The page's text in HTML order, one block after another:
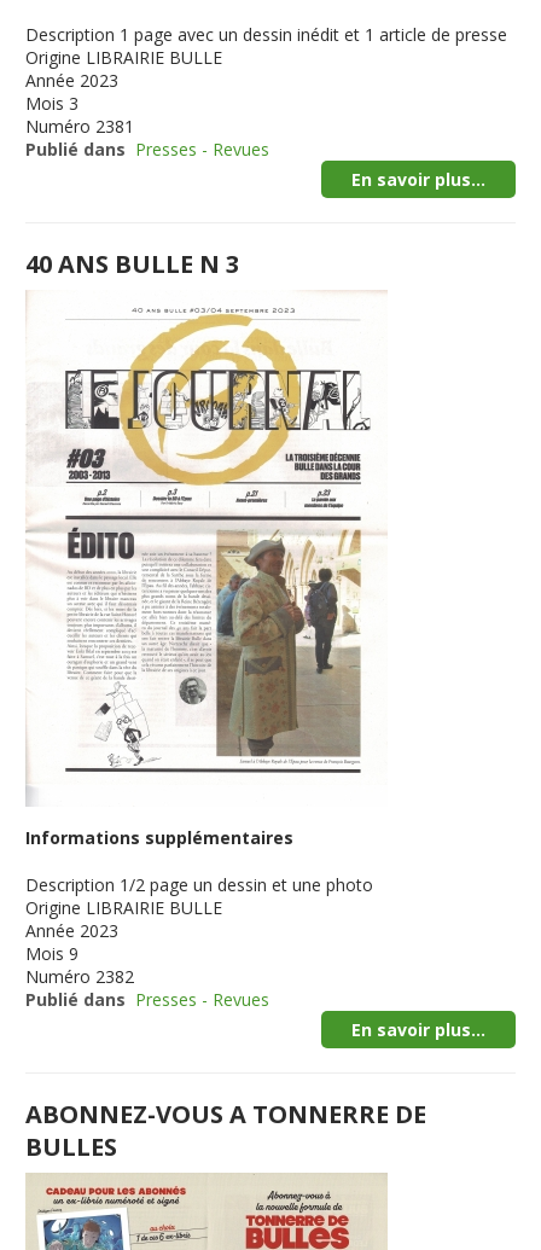
Description 1 page avec un dessin inédit et 1 article de presse
Origine LIBRAIRIE BULLE
Année 2023
Mois 3
Numéro 2381
Publié dans Presses - Revues
En savoir plus...
40 ANS BULLE N 3
Informations supplémentaires
Description 1/2 page un dessin et une photo
Origine LIBRAIRIE BULLE
Année 2023
Mois 9
Numéro 2382
Publié dans Presses - Revues
En savoir plus...
ABONNEZ-VOUS A TONNERRE DE
BULLES